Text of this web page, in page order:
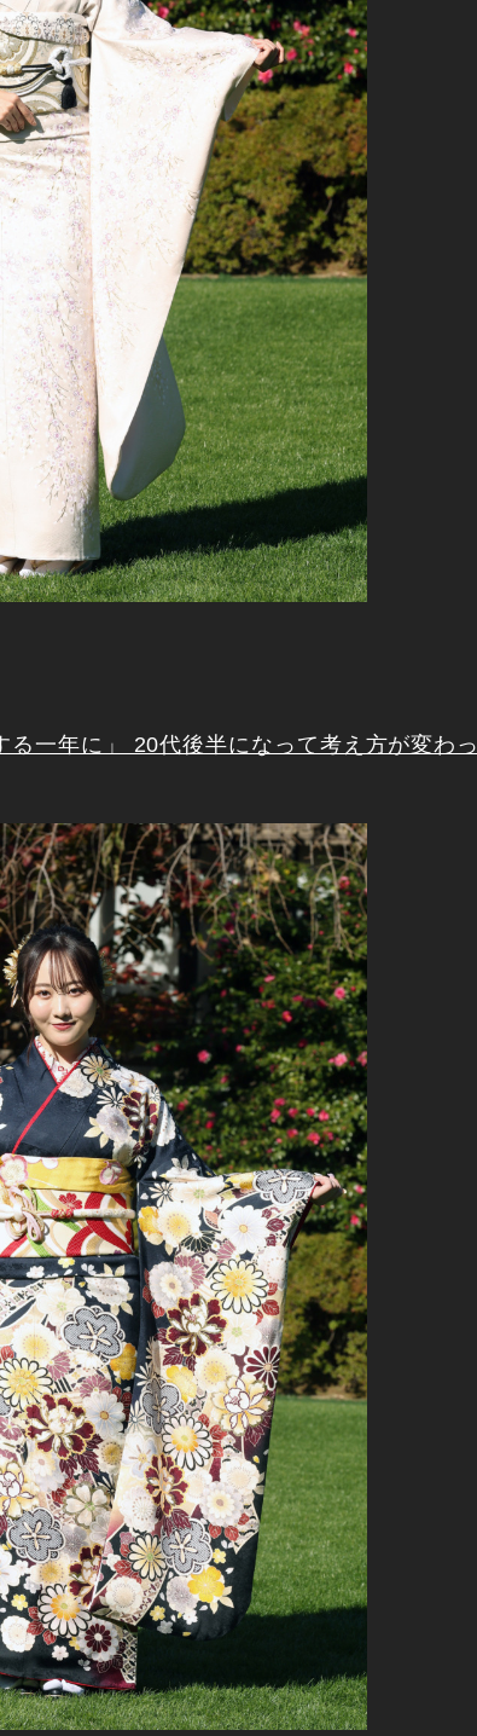
る一年に」 20代後半になって考え方が変わっ